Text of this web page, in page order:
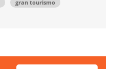
gran tourismo